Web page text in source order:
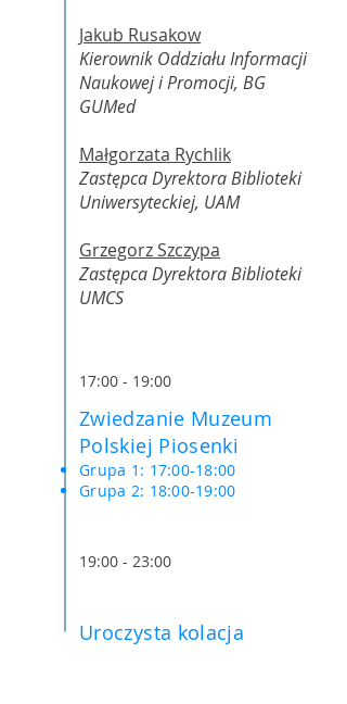
Jakub Rusakow
Kierownik Oddziału Informacji
Naukowej i Promocji, BG
GUMed
Małgorzata Rychlik
Zastępca Dyrektora Biblioteki
Uniwersyteckiej, UAM
Grzegorz Szczypa
Zastępca Dyrektora Biblioteki
UMCS
17:00 - 19:00
Zwiedzanie Muzeum
Polskiej Piosenki
Grupa 1: 17:00-18:00
Grupa 2: 18:00-19:00
19:00 - 23:00
Uroczysta kolacja